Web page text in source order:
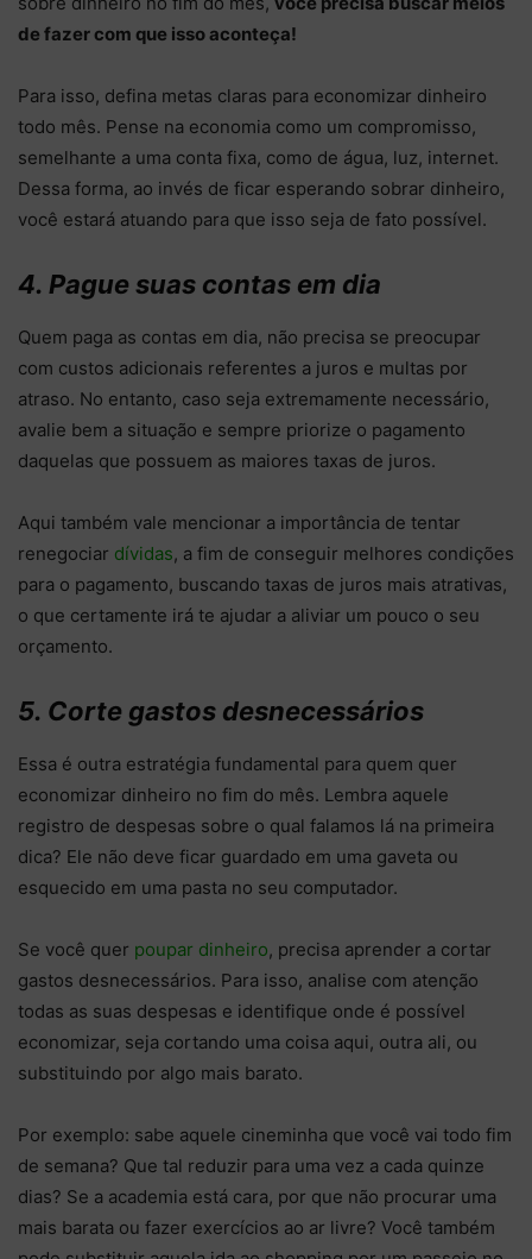
de fazer com que isso aconteça!
Para isso, defina metas claras para economizar dinheiro
todo mês. Pense na economia como um compromisso,
semelhante a uma conta fixa, como de água, luz, internet.
Dessa forma, ao invés de ficar esperando sobrar dinheiro,
você estará atuando para que isso seja de fato possível.
4. Pague suas contas em dia
Quem paga as contas em dia, não precisa se preocupar
com custos adicionais referentes a juros e multas por
atraso. No entanto, caso seja extremamente necessário,
avalie bem a situação e sempre priorize o pagamento
daquelas que possuem as maiores taxas de juros.
Aqui também vale mencionar a importância de tentar
renegociar dívidas, a fim de conseguir melhores condições
para o pagamento, buscando taxas de juros mais atrativas,
o que certamente irá te ajudar a aliviar um pouco o seu
orçamento.
5. Corte gastos desnecessários
Essa é outra estratégia fundamental para quem quer
economizar dinheiro no fim do mês. Lembra aquele
registro de despesas sobre o qual falamos lá na primeira
dica? Ele não deve ficar guardado em uma gaveta ou
esquecido em uma pasta no seu computador.
Se você quer poupar dinheiro, precisa aprender a cortar
gastos desnecessários. Para isso, analise com atenção
todas as suas despesas e identifique onde é possível
economizar, seja cortando uma coisa aqui, outra ali, ou
substituindo por algo mais barato.
Por exemplo: sabe aquele cineminha que você vai todo fim
de semana? Que tal reduzir para uma vez a cada quinze
dias? Se a academia está cara, por que não procurar uma
mais barata ou fazer exercícios ao ar livre? Você também